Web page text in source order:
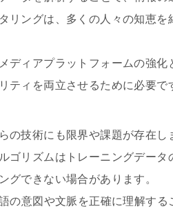
リングは、多くの人々の知恵
ディアプラットフォームの強
ティを両立させるために必要で
の技術にも限界や課題が存在し
ゴリズムはトレーニングデー
グできない場合があります。
の意図や文脈を正確に理解す